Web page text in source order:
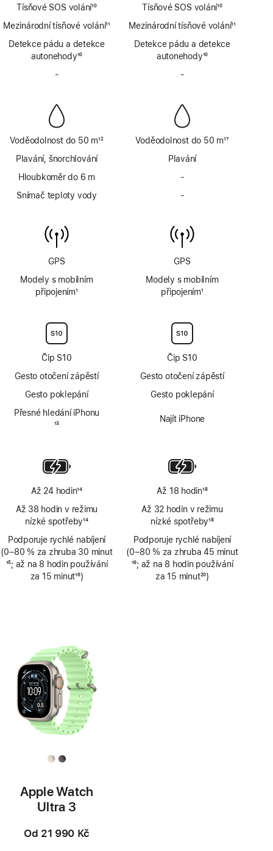
Tísňové SOS volání
Poznámka
10
Mezinárodní tísňové volání11
Detekce pádu a detekce
autonehody10
-
Voděodolnost do 50 m
Poznámka
12
Plavání, šnorchlování
Hloubkoměr do 6 m
Snímač teploty vody
GPS
Modely s mobilním
připojením1
Čip S10
Gesto otočení zápěstí
Gesto poklepání
Přesné hledání iPhonu
Poznámka
13
Až 24 hodin14
Až 38 hodin v režimu
nízké spotřeby14
Podporuje rychlé nabíjení
(0–80 % za zhruba 30 minut
Poznámka
15; až na 8 hodin používání
za 15 minut16)
Tísňové SOS volání
Poznámka
10
Mezinárodní tísňové volání11
Detekce pádu a detekce
autonehody10
-
Voděodolnost do 50 m17
Plavání
-
-
vody
GPS
Modely s mobilním
připojením1
Čip S10
Gesto otočení zápěstí
Gesto poklepání
Najít iPhone
Až 18 hodin18
Až 32 hodin v režimu
nízké spotřeby18
Podporuje rychlé nabíjení
(0–80 % za zhruba 45 minut
Poznámka
19; až na 8 hodin používání
za 15 minut20)
Apple Watch
Ultra 3
Od 21 990 Kč